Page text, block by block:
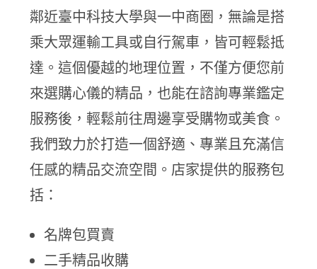
鄰近臺中科技大學與一中商圈，無論是搭
乘大眾運輸工具或自行駕車，皆可輕鬆抵
達。這個優越的地理位置，不僅方便您前
來選購心儀的精品，也能在諮詢專業鑑定
服務後，輕鬆前往周邊享受購物或美食。
我們致力於打造一個舒適、專業且充滿信
任感的精品交流空間。店家提供的服務包
括：
名牌包買賣
二手精品收購